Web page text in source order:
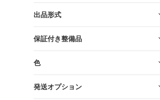
出品形式
保証付き整備品
色
発送オプション